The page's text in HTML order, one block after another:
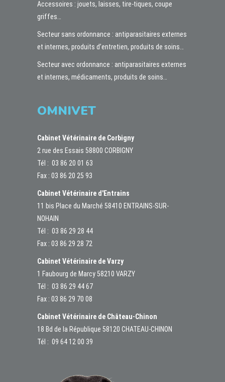
Accessoires : jouets, laisses, tire-tiques, coupe
griffes…
Secteur sans ordonnance : antiparasitaires externes
et internes, produits d’entretien, produits de soins…
Secteur avec ordonnance : antiparasitaires externes
et internes, médicaments, produits de soins…
OMNIVET
Cabinet Vétérinaire de Corbigny
2 rue des Essais 58800 CORBIGNY
Tél : 03 86 20 01 63
Fax : 03 86 20 25 93
Cabinet Vétérinaire d'Entrains
11 bis Place du Marché 58410 ENTRAINS-SUR-
NOHAIN
Tél : 03 86 29 28 44
Fax : 03 86 29 28 72
Cabinet Vétérinaire de Varzy
1 Faubourg de Marcy 58210 VARZY
Tél : 03 86 29 44 67
Fax : 03 86 29 70 08
Cabinet Vétérinaire de Château-Chinon
18 Bd de la République 58120 CHATEAU-CHINON
Tél : 09 64 12 00 39